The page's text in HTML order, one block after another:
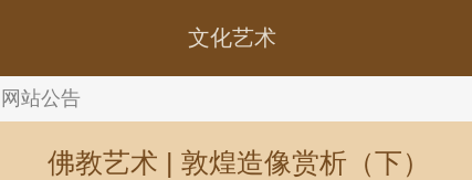
文化艺术
网站公告
佛教艺术 | 敦煌造像赏析（下）